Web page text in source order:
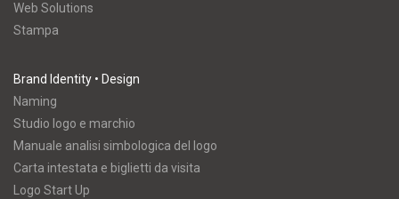
Web Solutions
Stampa
Brand Identity • Design
Naming
Studio logo e marchio
Manuale analisi simbologica del logo
Carta intestata e biglietti da visita
Logo Start Up